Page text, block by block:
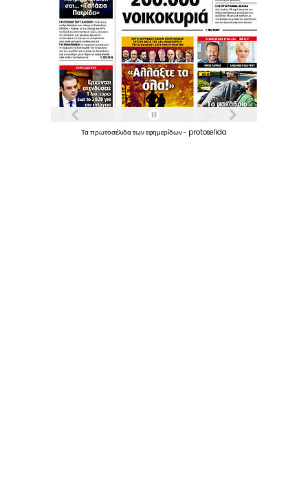
Ταπρωτοσέλιδατωνεφημερίδων- protoselida